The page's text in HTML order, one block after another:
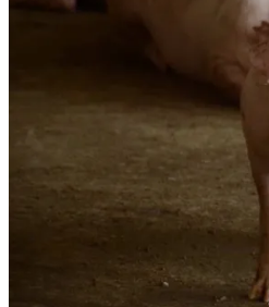
สุกร : ราคาทรงตัว
สมาคมผู้เลี้ยงสุกรแห่ง
ราคาสุกรมีชีวิตหน้าฟาร์ม (
ประจำวันจันทร์ที่ 6ตุลาคม
หน้าฟาร์มแนวโน้มดี หลังอ